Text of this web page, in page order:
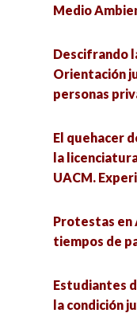
Seminario «La
VII Jornadas de
desafíos
del modelo de
Hermosillo I 5:00
retrospectiva
perspectiva
ciencias sociales?
articuladores de
Medio
Descifrando
Orientación
personas
El quehacer
la
UACM.
Protestas en
tiempos de
Estudiantes
la condición